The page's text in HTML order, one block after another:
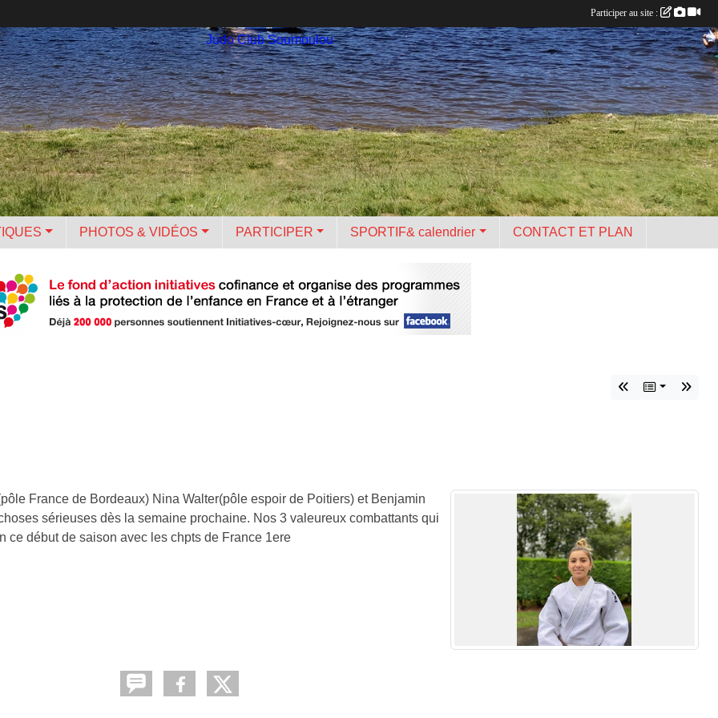
Judo Club Soumoulou
PHOTOS & VIDÉOS PARTICIPER SPORTIF& calendrier CONTACT ET PLAN
France de Bordeaux) Nina Walter(pôle espoir de Poitiers) et Benjamin
sérieuses dès la semaine prochaine. Nos 3 valeureux combattants qui
ce début de saison avec les chpts de France 1ere
Participer au site :